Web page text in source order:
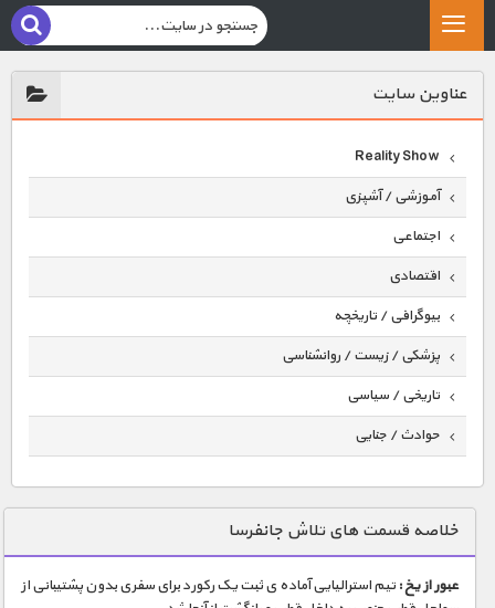
عناوين سايت
Reality Show
آموزشی / آشپزی
اجتماعی
اقتصادی
بیوگرافی / تاریخچه
پزشکی / زیست / روانشناسی
تاریخی / سیاسی
حوادث / جنایی
دنیای خوراکی ها
زمین شناسی / محیط زیست
سازه/ معماری/ مهندسی
خلاصه قسمت های تلاش جانفرسا
عبور از یخ : تیم استرالیایی آماده ی ثبت یک رکورد برای سفری بدون پشتیبانی از